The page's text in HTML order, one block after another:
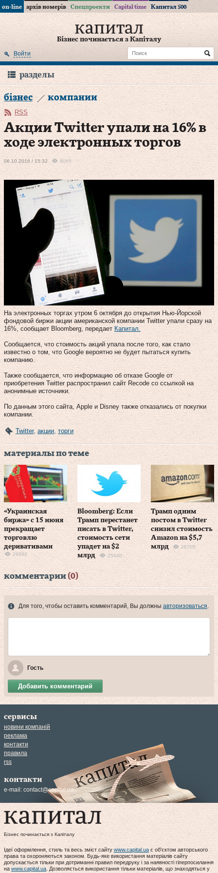
on-line архів номерів Спецпроекти Capital time Капитал 500
Бізнес починається з Капіталу
Войти
разделы
бізнес компании
RSS
Акции Twitter упали на 16% в
ходе электронных торгов
06.10.2016 / 15:32 8065
На электронных торгах утром 6 октября до открытия Нью-Йорской
фондовой биржи акции американской компании Twitter упали сразу на
16%, сообщает Bloomberg, передает Капитал.
Сообщается, что стоимость акций упала после того, как стало
известно о том, что Google вероятно не будет пытаться купить
компанию.
Также сообщается, что информацию об отказе Google от
приобретения Twitter распространил сайт Recode со ссылкой на
анонимные источники.
По данным этого сайта, Apple и Disney также отказались от покупки
компании.
Twitter, акции торги
материалы по теме
«Украинская
биржа» с 15 июня
прекращает
торговлю
деривативами
26896
Bloomberg: Если
Трамп перестанет
писать в Twitter,
стоимость сети
упадет на $2
млрд
25540
Трамп одним
постом в Twitter
снизил стоимость
Amazon на $5,7
млрд
26705
комментарии (0)
Для того, чтобы оставить комментарий, Вы должны авторизоваться.
Гость
Добавить комментарий
сервисы
новини компаній
реклама
контакти
правила
rss
контакти
e-mail: contact@capital.ua
Бізнес починається з Капіталу
Ідеї оформлення, стиль та весь зміст сайту www.capital.ua є об'єктом авторського
права та охороняються законом. Будь-яке використання матеріалів сайту
допускається тільки при дотриманні правил передруку і за наявності гіперпосилання
на www.capital.ua. Дозволяється використання тільки матеріалів, що знаходяться у